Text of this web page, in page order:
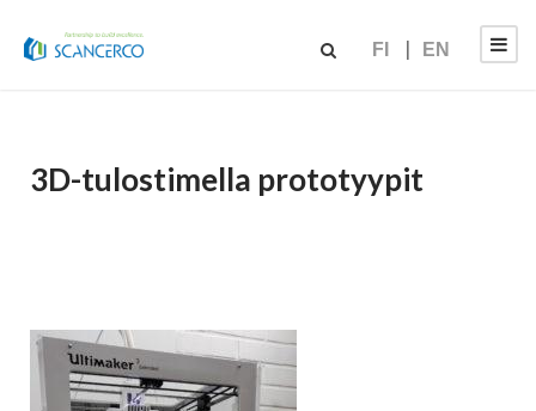
FI EN
3D-tulostimella prototyypit